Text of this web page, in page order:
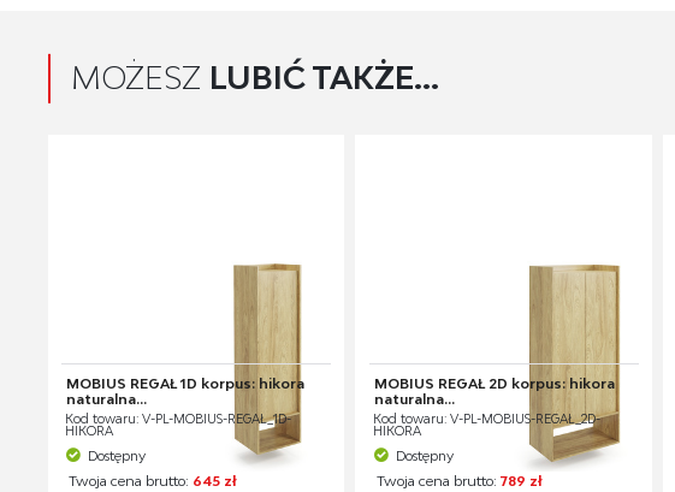
MOŻESZ LUBIĆ TAKŻE...
MOBIUS REGAŁ 1D korpus: hikora
naturalna...
Kod towaru: V-PL-MOBIUS-REGAŁ_1D-
HIKORA
Dostępny
Twoja cena brutto: 645 zł
MOBIUS REGAŁ 2D korpus: hikora
naturalna...
Kod towaru: V-PL-MOBIUS-REGAŁ_2D-
HIKORA
Dostępny
Twoja cena brutto:789 zł